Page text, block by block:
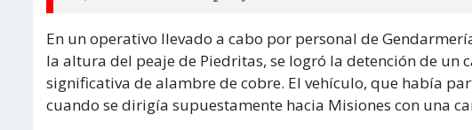
En un operativo llevado a cabo por personal de
la altura del peaje de Piedritas, se logró la detención de
significativa de alambre de cobre. El vehículo, que había
cuando se dirigía supuestamente hacia Misiones con una